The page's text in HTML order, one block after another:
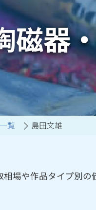
よくあ
現代ア
茶道具
彫刻・
工芸品
出張買
業者間
大阪店
当社の
磁器
覧 島田文雄
場や作品タイプ別の